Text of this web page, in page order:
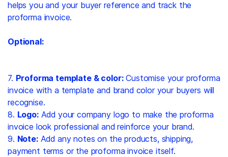
helps you and your buyer reference and track the
proforma invoice.
Optional:
7. Proforma template & color:Customise your proforma
invoice with a template and brand color your buyers will
recognise.
8. Logo:Add your company logo to make the proforma
invoice look professional and reinforce your brand.
9. Note:Add any notes on the products, shipping,
payment terms or the proforma invoice itself.